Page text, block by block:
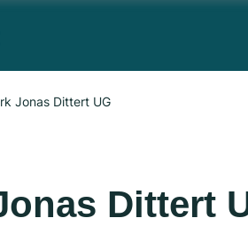
Jonas Dittert UG
Dittert